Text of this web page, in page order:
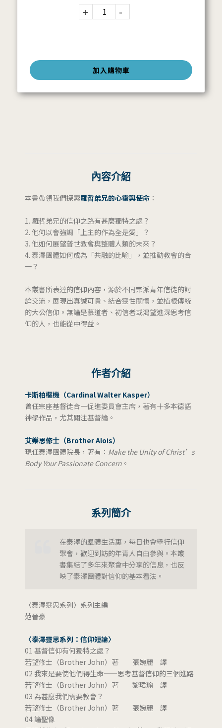
加入購物車
內容介紹
本書帶領我們探索羅哲弟兄的心靈與使命 ：
1. 羅哲弟兄的信仰之路有甚麼獨特之處？
2. 他何以會強調「上主的作為全是愛」？
3. 他如何展望普世教會與整體人類的未來？
4. 泰澤團體如何成為「共融的比喻」，並推動教會的合
一？
本叢書所表達的信仰內容，源於不同宗派青年信徒的討
論交流，展現出真誠可貴、結合靈性關懷，並植根傳統
的大公信仰。無論是慕道者、初信者或渴望進深思考信
仰的人，也能從中得益。
作者介紹
卡斯柏樞機（Cardinal Walter Kasper）
曾任宗座基督徒合一促進委員會主席，著有十多本德語
神學作品，尤其關注基督論。
艾樂思修士（Brother Alois）
現任泰澤團體院長，著有： Make the Unity of Christ’s
Body Your Passionate Concern 。
系列簡介
在泰澤的羣體生活裏，每日也會舉行信仰
聚會，歡迎到訪的年青人自由參與。本叢
書集結了多年來聚會中分享的信息，也反
映了泰澤團體對信仰的基本看法。
〈泰澤靈思系列〉系列主編
范晉豪
〈泰澤靈思系列：信仰短論〉
01 基督信仰有何獨特之處？
若望修士（Brother John）著 張婉麗 譯
02 我來是要使他們得生命——思考基督信仰的三個進路
若望修士（Brother John）著 黎珺瑜 譯
03 為甚麼我們需要教會？
若望修士（Brother John）著 張婉麗 譯
04 論聖像